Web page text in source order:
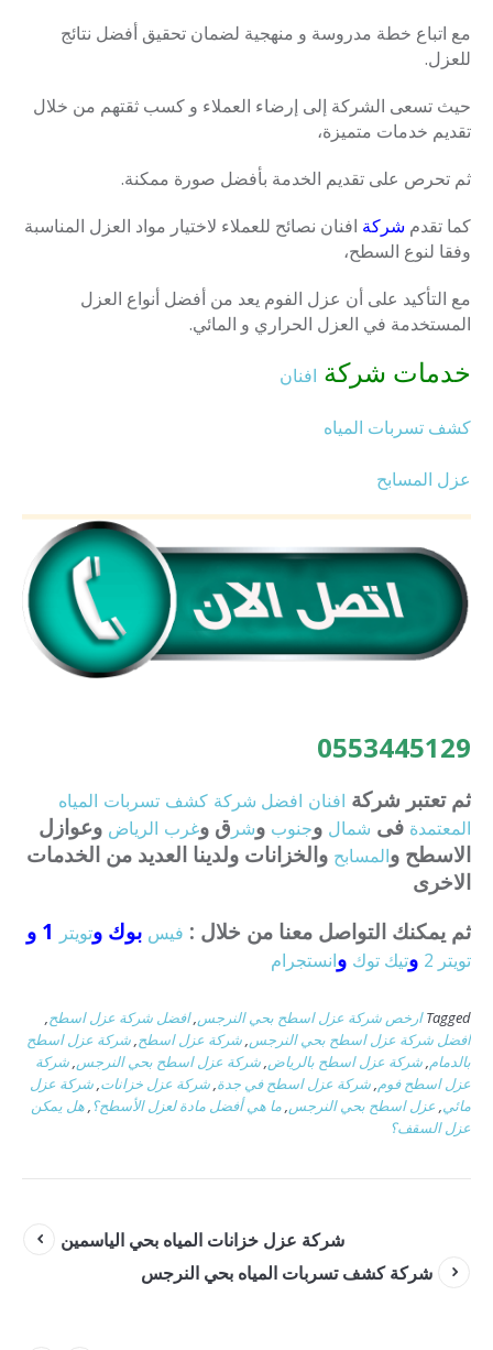
مع اتباع خطة مدروسة و منهجية لضمان تحقيق أفضل نتائج
للعزل.
حيث تسعى الشركة إلى إرضاء العملاء و كسب ثقتهم من خلال
تقديم خدمات متميزة،
ثم تحرص على تقديم الخدمة بأفضل صورة ممكنة.
كما تقدم شركة افنان نصائح للعملاء لاختيار مواد العزل المناسبة
وفقا لنوع السطح،
مع التأكيد على أن عزل الفوم يعد من أفضل أنواع العزل
المستخدمة في العزل الحراري و المائي.
خدمات شركة افنان
كشف تسربات المياه
عزل المسابح
0553445129
ثم تعتبر شركة افنان افضل شركة كشف تسربات المياه
المعتمدة فى شمال وجنوب وشر ق وغرب الرياض وعوازل
الاسطح والمسابح والخزانات ولدينا العديد من الخدمات
الاخرى
ثم يمكنك التواصل معنا من خلال : فيس بوك وتويتر
تويتر 2 وتيك توك وانستجرام
Tagged ارخص شركة عزل اسطح بحي النرجس,افضل شركة عزل اسطح,
افضل شركة عزل اسطح بحي النرجس,شركة عزل اسطح,شركة عزل اسطح
بالدمام,شركة عزل اسطح بالرياض,شركة عزل اسطح بحي النرجس,شركة
عزل اسطح فوم,شركة عزل اسطح في جدة,شركة عزل خزانات,شركة عزل
مائي, عزل اسطح بحي النرجس,ما هي أفضل مادة لعزل الأسطح؟,هل يمكن
عزل السقف؟
شركة عزل خزانات المياه بحي الياسمين
شركة كشف تسربات المياه بحي النرجس